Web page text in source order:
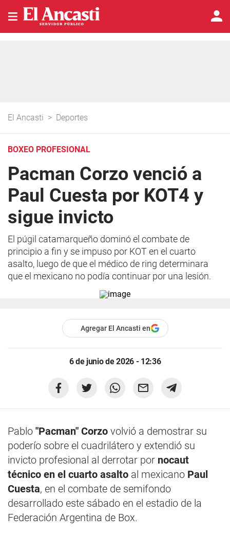
El Ancasti > Deportes
BOXEO PROFESIONAL
Pacman Corzo venció a
Paul Cuesta por KOT4 y
sigue invicto
El púgil catamarqueño dominó el combate de
principio a fin y se impuso por KOT en el cuarto
asalto, luego de que el médico de ring determinara
que el mexicano no podía continuar por una lesión.
Agregar El Ancasti en
6 de junio de 2026 - 12:36
Pablo "Pacman" Corzo volvió a demostrar su
poderío sobre el cuadrilátero y extendió su
invicto profesional al derrotar por nocaut
técnico en el cuarto asalto al mexicano Paul
Cuesta, en el combate de semifondo
desarrollado este sábado en el estadio de la
Federación Argentina de Box.